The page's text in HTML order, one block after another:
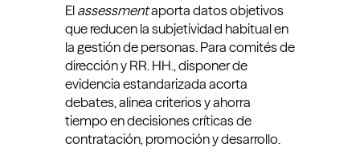
Elassessmentaporta datos objetivos
que reducen la subjetividad habitual en
la gestión de personas. Para comités de
dirección y RR. HH., disponer de
evidencia estandarizada acorta
debates, alinea criterios y ahorra
tiempo en decisiones críticas de
contratación, promoción y desarrollo.